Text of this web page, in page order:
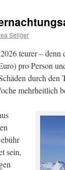
Seliger
teurer – denn
pro Person
durch den
mehrheitlich
sein,